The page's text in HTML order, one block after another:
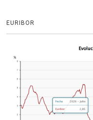
EURIBOR